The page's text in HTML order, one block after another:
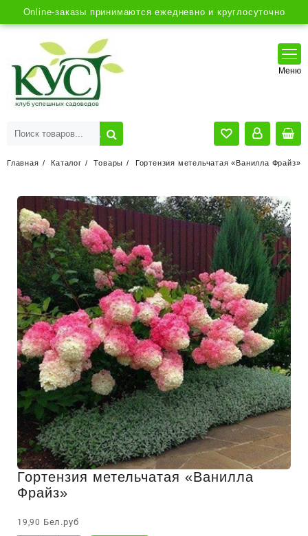
Online-заказы принимаются ежедневно и круглосуточно
Главная Каталог Товары Гортензия метельчатая «Ванилла Фрайз»
Гортензия метельчатая «Ванилла
Фрайз»
19,90 Бел.руб